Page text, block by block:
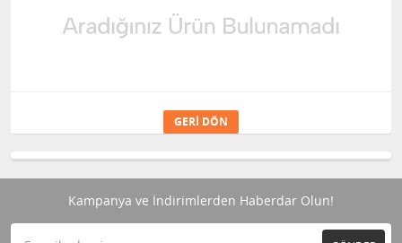
GERI DÖN
Kampanya ve İndirimlerden Haberdar Olun!